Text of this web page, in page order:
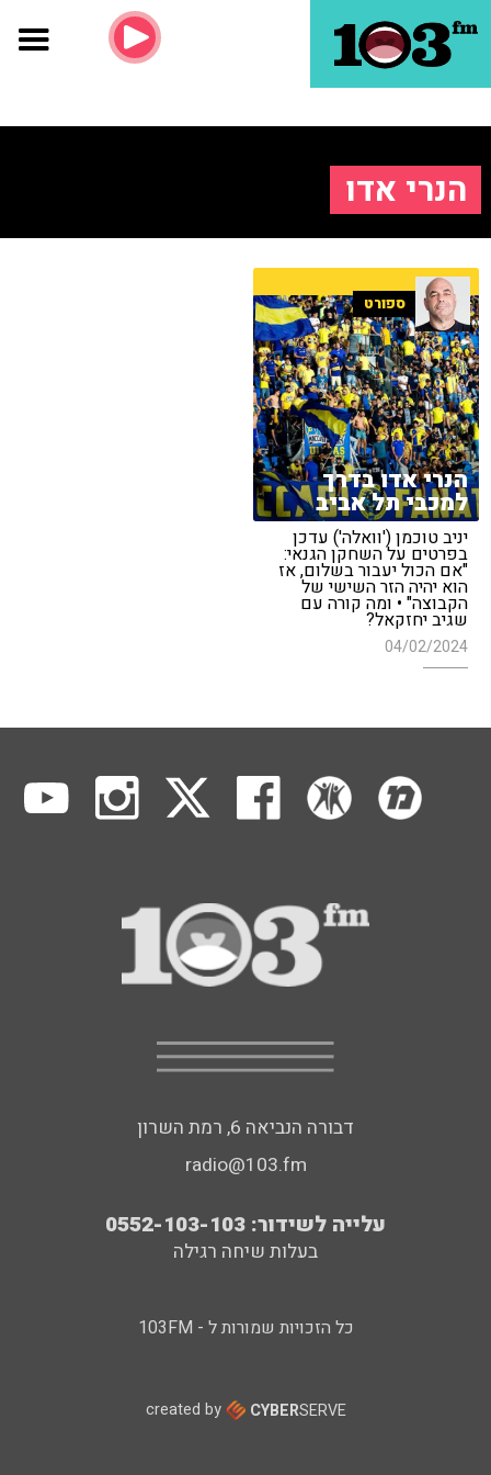
הנרי אדו
ספורט
הנרי אדו בדרך
למכבי תל אביב
יניב טוכמן ('וואלה') עדכן
בפרטים על השחקן הגנאי:
"אם הכול יעבור בשלום, אז
הוא יהיה הזר השישי של
הקבוצה" • ומה קורה עם
שגיב יחזקאל?
04/02/2024
דבורה הנביאה 6, רמת השרון
radio@103.fm
עלייה לשידור: 0552-103-103
בעלות שיחה רגילה
כל הזכויות שמורות ל - 103FM
created by CYBERSERVE